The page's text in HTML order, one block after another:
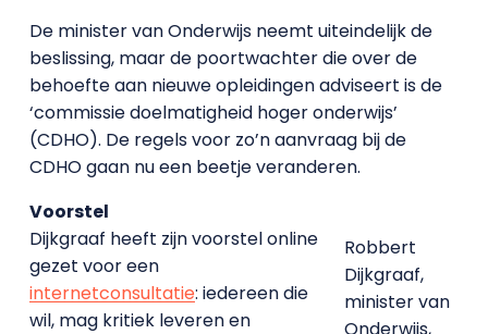
De minister van Onderwijs neemt uiteindelijk de
beslissing, maar de poortwachter die over de
behoefte aan nieuwe opleidingen adviseert is de
‘commissie doelmatigheid hoger onderwijs’
(CDHO). De regels voor zo’n aanvraag bij de
CDHO gaan nu een beetje veranderen.
Robbert
Dijkgraaf,
minister van
Voorstel
Dijkgraaf heeft zijn voorstel online
gezet voor een
internetconsultatie: iedereen die
wil, mag kritiek leveren en